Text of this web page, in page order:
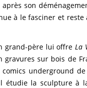
son
à le fasciner et
grand-père lui offreLa
gravures sur bois de
underground
étudie la sculpture à